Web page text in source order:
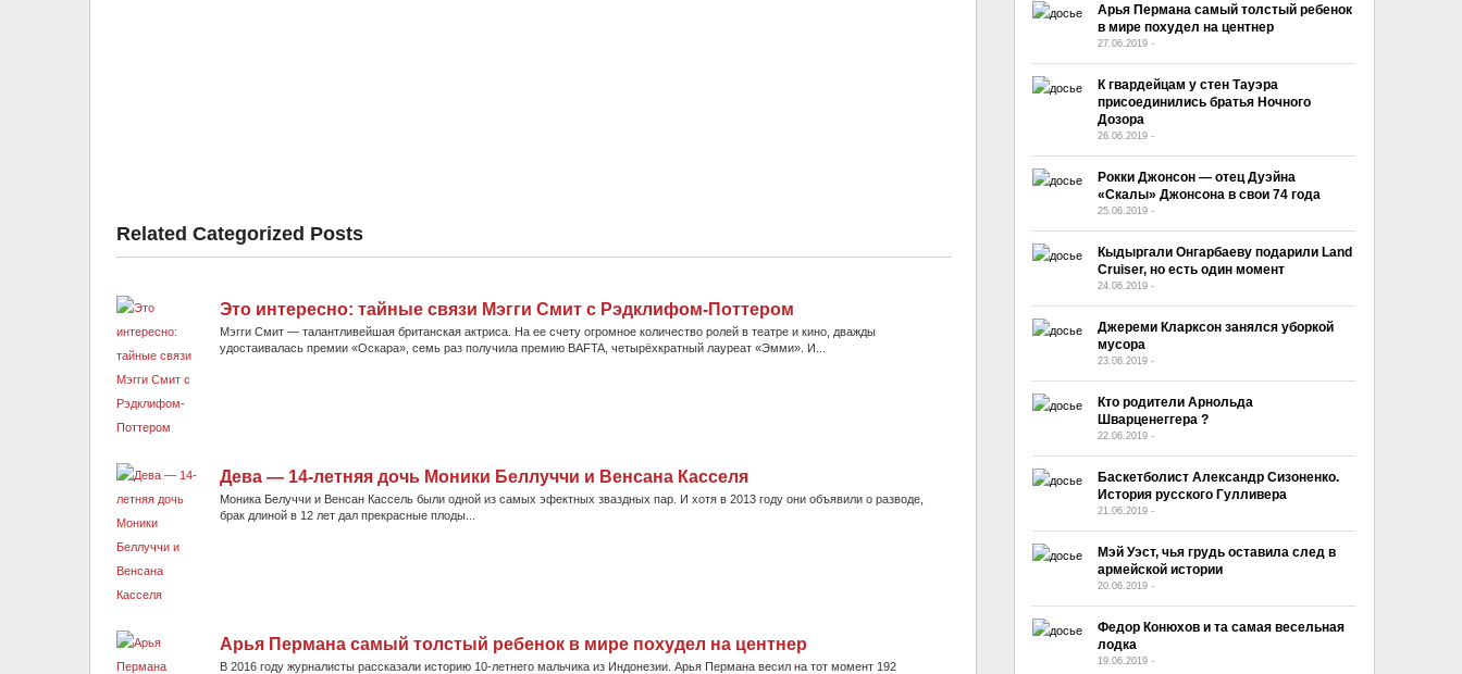
Related Categorized Posts
Это интересно: тайные связи Мэгги Смит с Рэдклифом-Поттером
Мэгги Смит — талантливейшая британская актриса. На ее счету огромное количество ролей в театре и кино, дважды
удостаивалась премии «Оскара», семь раз получила премию BAFTA, четырёхкратный лауреат «Эмми». И...
Дева — 14-летняя дочь Моники Беллуччи и Венсана Касселя
Моника Белуччи и Венсан Кассель были одной из самых эфектных зваздных пар. И хотя в 2013 году они объявили о разводе,
брак длиной в 12 лет дал прекрасные плоды...
Арья Пермана самый толстый ребенок в мире похудел на центнер
В 2016 году журналисты рассказали историю 10-летнего мальчика из Индонезии. Арья Пермана весил на тот момент 192
Арья Пермана самый толстый ребенок
в мире похудел на центнер
27.06.2019-
К гвардейцам у стен Тауэра
присоединились братья Ночного
Дозора
26.06.2019-
Рокки Джонсон — отец Дуэйна
«Скалы» Джонсона в свои 74 года
25.06.2019-
Кыдыргали Онгарбаеву подарили Land
Cruiser, но есть один момент
24.06.2019-
Джереми Кларксон занялся уборкой
мусора
23.06.2019-
Кто родители Арнольда
Шварценеггера ?
22.06.2019-
Баскетболист Александр Сизоненко.
История русского Гулливера
21.06.2019-
Мэй Уэст, чья грудь оставила след в
армейской истории
20.06.2019-
Федор Конюхов и та самая весельная
лодка
19.06.2019-